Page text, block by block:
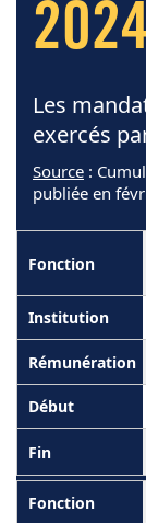
Les
exercés
Source :
publiée en